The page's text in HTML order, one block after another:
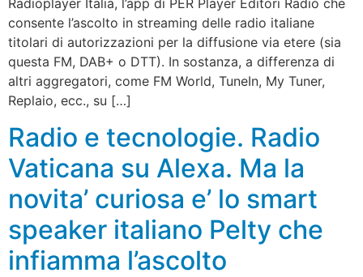
Radioplayer Italia, l’app di PER Player Editori Radio che
consente l’ascolto in streaming delle radio italiane
titolari di autorizzazioni per la diffusione via etere (sia
questa FM, DAB+ o DTT). In sostanza, a differenza di
altri aggregatori, come FM World, TuneIn, My Tuner,
Replaio, ecc., su […]
Radio e tecnologie. Radio
Vaticana su Alexa. Ma la
novita’ curiosa e’ lo smart
speaker italiano Pelty che
infiamma l’ascolto